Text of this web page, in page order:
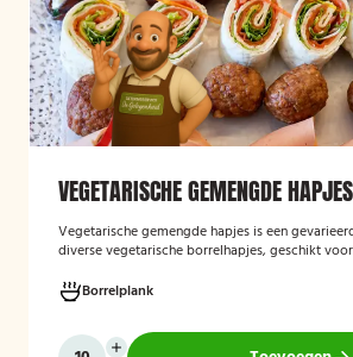
VEGETARISCHE GEMENGDE HAPJES
Vegetarische gemengde hapjes is een
diverse vegetarische borrelhapjes, geschikt
smaakvolle vegetarische snacks en biedt een
assortiment voor gasten die geen vlees eten.
Borrelplank